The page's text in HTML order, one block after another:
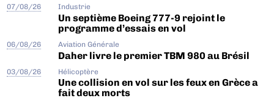
07/08/26 Industrie
Un septième Boeing 777-9 rejoint le
programme d’essais en vol
06/08/26 Aviation Générale
Daher livre le premier TBM 980 au Brésil
03/08/26 Hélicoptère
Une collision en vol sur les feux en Grèce a
fait deux morts